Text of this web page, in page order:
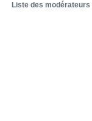
Liste des modérateurs